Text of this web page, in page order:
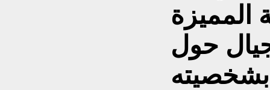
المميزة
حول